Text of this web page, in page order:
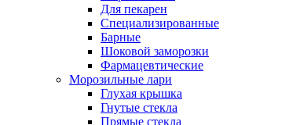
Для пекарен
Специализированные
Барные
Шоковой заморозки
Фармацевтические
Морозильные лари
Глухая крышка
Гнутые стекла
Прямые стекла